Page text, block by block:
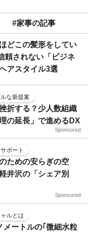
#家事の記事
どこの髪形をしてい
頼されない「ビジネ
アスタイル3選
な新提案
折する？少人数組織
の延長」で進めるDX
Sponsored
ポート
ための安らぎの空
井沢の「シェア別
Sponsored
ルとは
メートルの｢微細水粒